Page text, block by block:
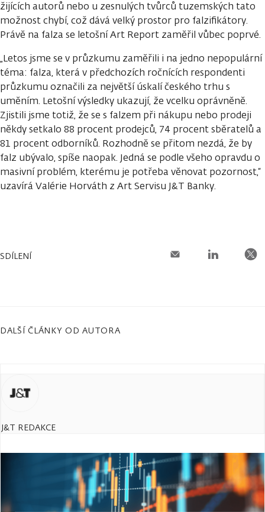
žijících autorů nebo u zesnulých tvůrců tuzemských tato
možnost chybí, což dává velký prostor pro falzifikátory.
Právě na falza se letošní Art Report zaměřil vůbec poprvé.
„Letos jsme se v průzkumu zaměřili i na jedno nepopulární
téma: falza, která v předchozích ročnících respondenti
průzkumu označili za největší úskalí českého trhu s
uměním. Letošní výsledky ukazují, že vcelku oprávněně.
Zjistili jsme totiž, že se s falzem při nákupu nebo prodeji
někdy setkalo 88 procent prodejců, 74 procent sběratelů a
81 procent odborníků. Rozhodně se přitom nezdá, že by
falz ubývalo, spíše naopak. Jedná se podle všeho opravdu o
masivní problém, kterému je potřeba věnovat pozornost,“
uzavírá Valérie Horváth z Art Servisu J&T Banky.
SDÍLENÍ
DALŠÍ ČLÁNKY OD AUTORA
J&T REDAKCE